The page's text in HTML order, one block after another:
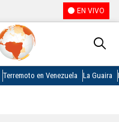
EN VIVO
Terremoto en Venezuela La Guaira